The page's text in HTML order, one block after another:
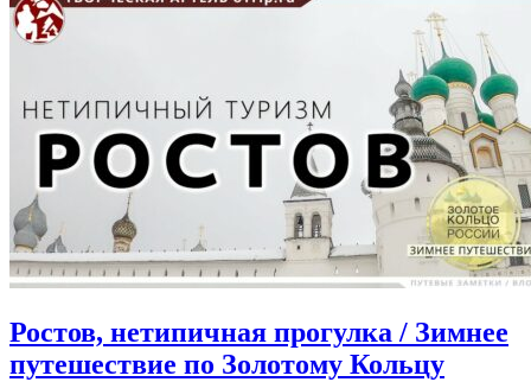
Ростов, нетипичная прогулка / Зимнее
путешествие по Золотому Кольцу